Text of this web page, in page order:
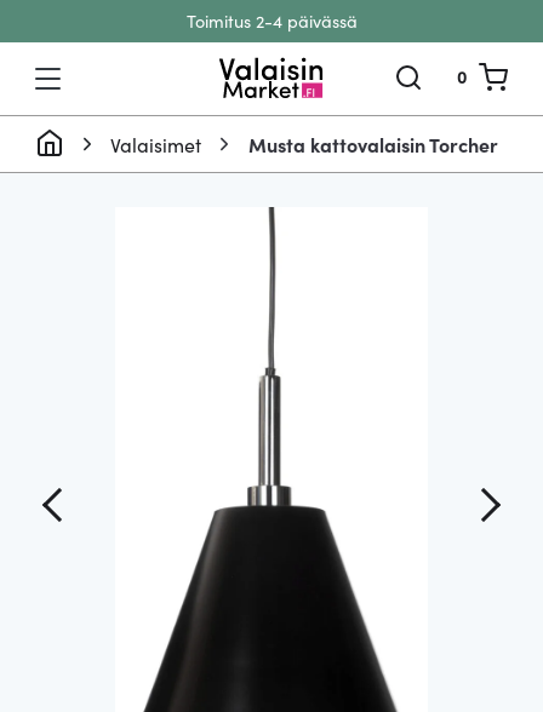
Toimitus 2-4 päivässä
Siirry sisältöön 0
Valaisimet Musta kattovalaisin Torcher